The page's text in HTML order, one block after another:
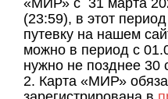
«МИР» с 31 марта
(23:59), в этот
путевку на нашем
можно в период с
нужно не позднее 30
2. Карта «МИР»